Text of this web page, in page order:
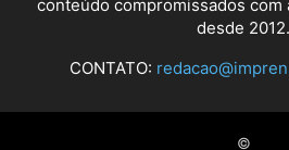
conteúdo compromissados com
desde 2012.
CONTATO:
©